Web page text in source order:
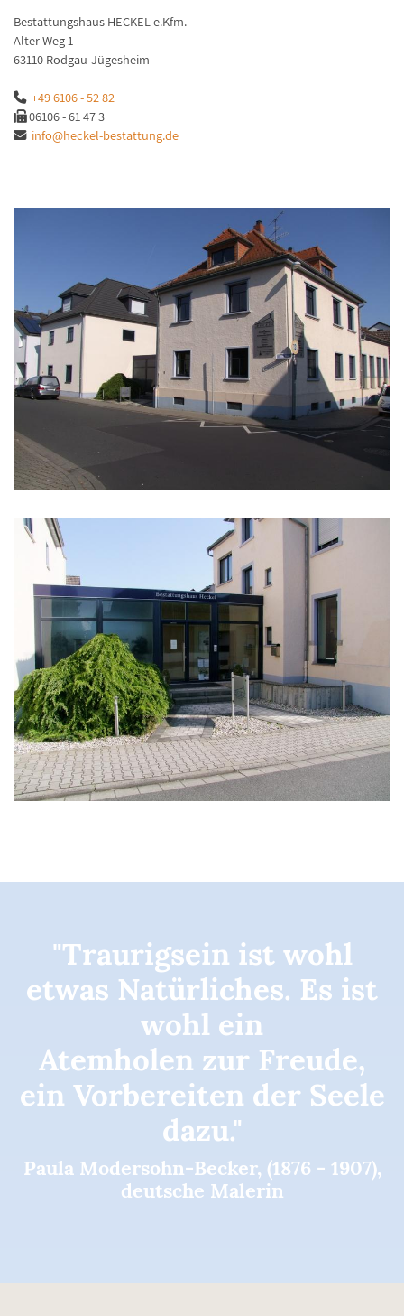
Bestattungshaus HECKEL e.Kfm.
Alter Weg 1
63110 Rodgau-Jügesheim
+49 6106 - 52 82
06106 - 61 47 3
info@heckel-bestattung.de
"Traurigsein ist wohl
etwas Natürliches. Es ist
wohl ein
Atemholen zur Freude,
ein Vorbereiten der Seele
dazu."
Paula Modersohn-Becker, (1876 - 1907),
deutsche Malerin